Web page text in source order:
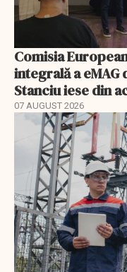
Comisia
integrală a eMAG
Stanciu iese din
07 AUGUST 2026